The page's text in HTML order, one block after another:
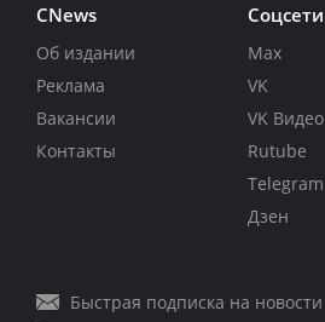
CNews
Об издании
Реклама
Вакансии
Контакты
Соцсети
Max
VK
VK Видео
Rutube
Telegram
Дзен
Быстрая подписка на новости